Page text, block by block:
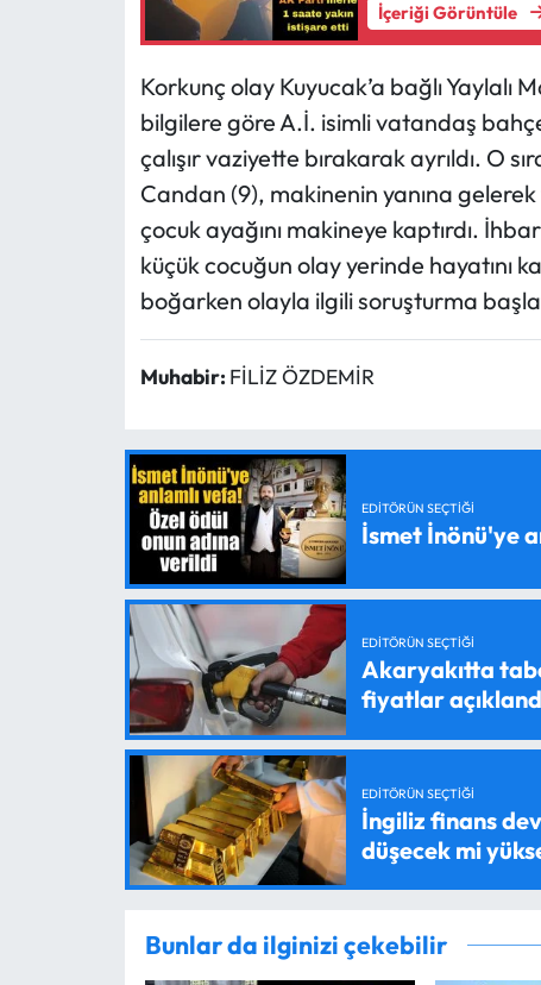
İçeriği Görüntüle
Korkunç olay Kuyucak’a bağlı Yaylalı
bilgilere göre A.İ. isimli vatandaş
çalışır vaziyette bırakarak ayrıldı. O
Candan (9), makinenin yanına
çocuk ayağını makineye kaptırdı.
küçük cocuğun olay yerinde hayatını
boğarken olayla ilgili soruşturma
Muhabir: FİLİZ ÖZDEMİR
EDITÖRÜN SEÇTIĞI
İsmet İnönü'ye
EDITÖRÜN SEÇTIĞI
Akaryakıtta
fiyatlar
EDITÖRÜN SEÇTIĞI
İngiliz finans
düşecek mi
Bunlar da ilginizi çekebilir